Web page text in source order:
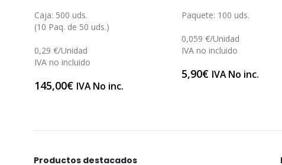
Caja: 500 uds.
(10 Paq. de 50 uds.)
0,29 €/Unidad
IVA no incluido
145,00€ IVA No inc.
Paquete: 100 uds.
0,059 €/Unidad
IVA no incluido
5,90€ IVA No inc.
Productos destacados